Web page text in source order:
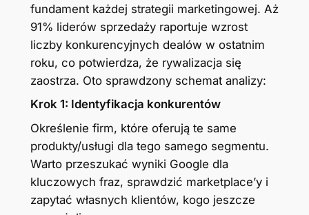
fundament każdej strategii marketingowej. Aż
91% liderów sprzedaży raportuje wzrost
liczby konkurencyjnych dealów w ostatnim
roku, co potwierdza, że rywalizacja się
zaostrza. Oto sprawdzony schemat analizy:
Krok 1: Identyfikacja konkurentów
Określenie firm, które oferują te same
produkty/usługi dla tego samego segmentu.
Warto przeszukać wyniki Google dla
kluczowych fraz, sprawdzić marketplace’y i
zapytać własnych klientów, kogo jeszcze